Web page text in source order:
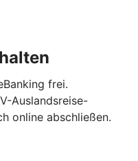
frei.
Auslandsreise-
online abschließen.